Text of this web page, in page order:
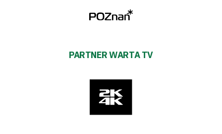
PARTNER WARTA TV